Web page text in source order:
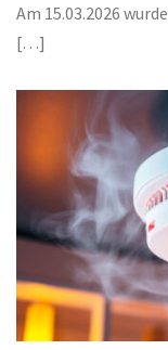
Am 15.03.2026
[…]